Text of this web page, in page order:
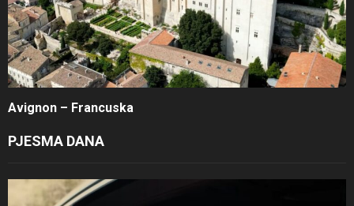
Avignon – Francuska
PJESMA DANA